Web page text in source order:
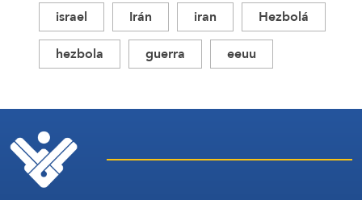
israel
Irán iran
Hezbolá
hezbola
guerra eeuu